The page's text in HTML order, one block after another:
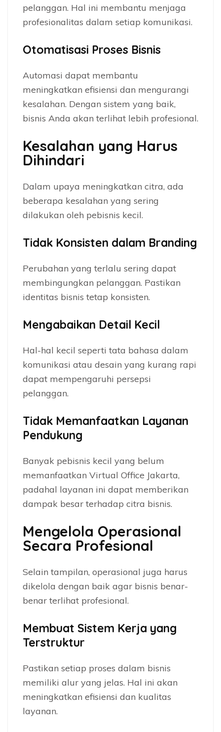
pelanggan. Hal ini membantu menjaga
profesionalitas dalam setiap komunikasi.
Otomatisasi Proses Bisnis
Automasi dapat membantu
meningkatkan efisiensi dan mengurangi
kesalahan. Dengan sistem yang baik,
bisnis Anda akan terlihat lebih profesional.
Kesalahan yang Harus
Dihindari
Dalam upaya meningkatkan citra, ada
beberapa kesalahan yang sering
dilakukan oleh pebisnis kecil.
Tidak Konsisten dalam Branding
Perubahan yang terlalu sering dapat
membingungkan pelanggan. Pastikan
identitas bisnis tetap konsisten.
Mengabaikan Detail Kecil
Hal-hal kecil seperti tata bahasa dalam
komunikasi atau desain yang kurang rapi
dapat mempengaruhi persepsi
pelanggan.
Tidak Memanfaatkan Layanan
Pendukung
Banyak pebisnis kecil yang belum
memanfaatkan Virtual Office Jakarta,
padahal layanan ini dapat memberikan
dampak besar terhadap citra bisnis.
Mengelola Operasional
Secara Profesional
Selain tampilan, operasional juga harus
dikelola dengan baik agar bisnis benar-
benar terlihat profesional.
Membuat Sistem Kerja yang
Terstruktur
Pastikan setiap proses dalam bisnis
memiliki alur yang jelas. Hal ini akan
meningkatkan efisiensi dan kualitas
layanan.